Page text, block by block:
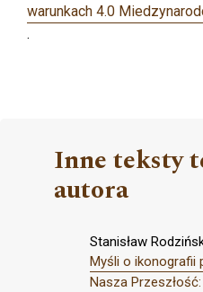
warunkach 4.0
.
Inne teksty
autora
Stanisław
Myśli o ikonografii
Nasza